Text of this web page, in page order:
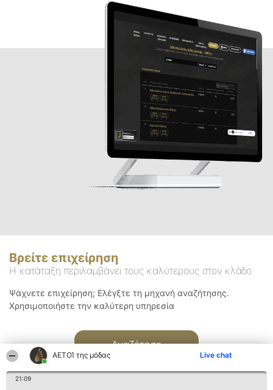
ΑΕΤΟΊ της μόδας Live chat
21:09
Βρείτε επιχείρηση
Η κατάταξη περιλαμβάνει τους καλύτερους στον κλάδο
Ψάχνετε επιχείρηση; Ελέγξτε τη μηχανή αναζήτησης.
Χρησιμοποιήστε την καλύτερη υπηρεσία
Αναζήτηση